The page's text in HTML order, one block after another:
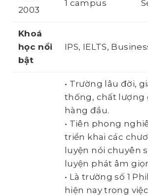
2003
1 campus
Khoá
học nổi
bật
IPS, IELTS,
• Trường lâu đời,
thống, chất lượng
hàng đầu.
• Tiên phong
triển khai các
luyện nói chuyên
luyện phát âm
• Là trường số 1
hiện nay trong